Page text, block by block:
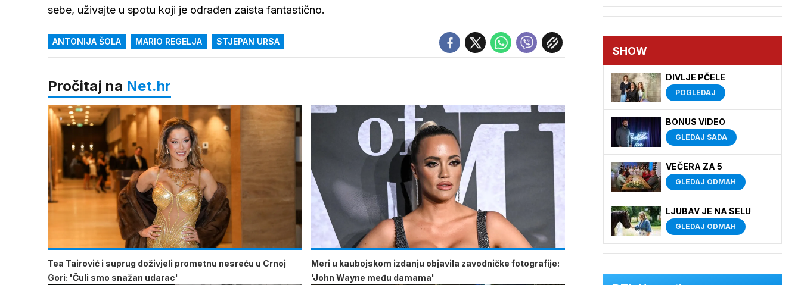
sebe, uživajte u spotu koji je odrađen zaista fantastično.
ANTONIJA ŠOLA MARIO REGELJA STJEPAN URSA
Pročitaj na Net.hr
Tea Tairović i suprug doživjeli prometnu nesreću u Crnoj
Gori: 'Čuli smo snažan udarac'
Meri u kaubojskom izdanju objavila zavodničke fotografije:
'John Wayne među damama'
SHOW
DIVLJE PČELE
POGLEDAJ
BONUS VIDEO
GLEDAJ SADA
VEČERA ZA 5
GLEDAJ ODMAH
LJUBAV JE NA SELU
GLEDAJ ODMAH